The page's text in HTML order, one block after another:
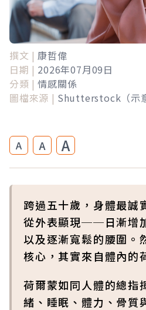
撰文 | 康哲偉
日期 | 2026年07月09日
分類 | 情感關係
圖檔來源 | Shutterstock（示
A A A
跨過五十歲，身體最誠
從外表顯現──日漸增
以及逐漸寬鬆的腰圍。
核心，其實來自體內的
荷爾蒙如同人體的總指
緒、睡眠、體力、骨質